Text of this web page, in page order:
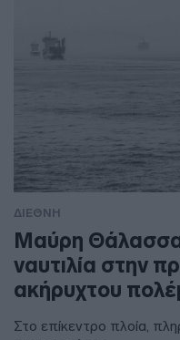
ΔΙΕΘΝΗ
Μαύρη
ναυτιλία στην
ακήρυχτου
Στο επίκεντρο πλοία,